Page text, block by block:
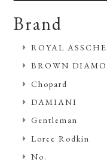
Brand
ROYAL
BROWN
Chopard
DAMIANI
Gentleman
Loree Rodkin
No.